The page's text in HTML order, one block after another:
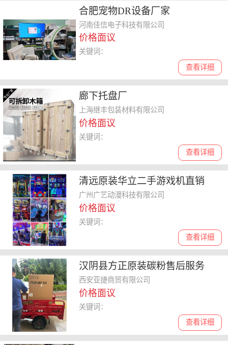
合肥宠物DR设备厂家
河南佳信电子科技有限公司
价格面议
查看详细
关键词：
廊下托盘厂
上海继丰包装材料有限公司
价格面议
查看详细
关键词：
清远原装华立二手游戏机直销
广州广艺动漫科技有限公司
价格面议
查看详细
关键词：
汉阴县方正原装碳粉售后服务
西安亚捷商贸有限公司
价格面议
查看详细
关键词：